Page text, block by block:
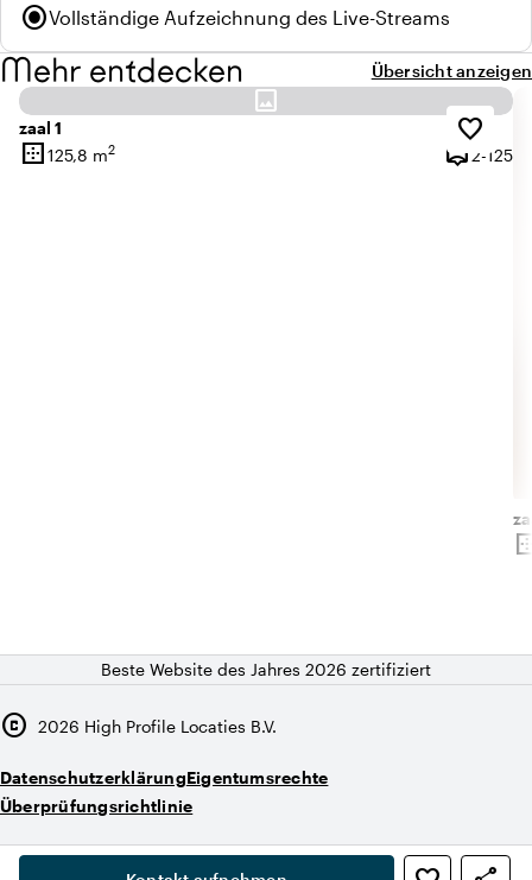
,
radio_button_checkedVollständige Aufzeichnung des Live-Streams
Mehr entdecken Übersicht anzeigen
zaal 1
border_outer
Oberfläche
125,8 m2 person_pin
Kapazität
2-1252
favorite_border
image
Beste Website des Jahres 2026 zertifiziert
copyright 2026 High Profile Locaties B.V.
DatenschutzerklärungEigentumsrechte
Überprüfungsrichtlinie